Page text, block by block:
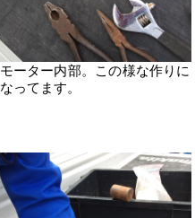
モーター内部。この様な作りに
なってます。